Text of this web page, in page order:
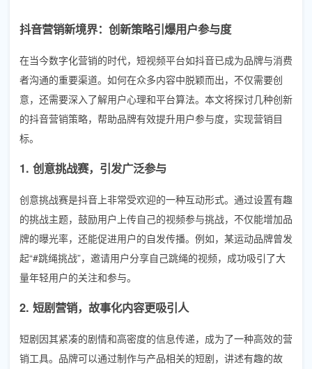
抖音营销新境界：创新策略引爆用户参与度
在当今数字化营销的时代，短视频平台如抖音已成为品牌与消费
者沟通的重要渠道。如何在众多内容中脱颖而出，不仅需要创
意，还需要深入了解用户心理和平台算法。本文将探讨几种创新
的抖音营销策略，帮助品牌有效提升用户参与度，实现营销目
标。
1. 创意挑战赛，引发广泛参与
创意挑战赛是抖音上非常受欢迎的一种互动形式。通过设置有趣
的挑战主题，鼓励用户上传自己的视频参与挑战，不仅能增加品
牌的曝光率，还能促进用户的自发传播。例如，某运动品牌曾发
起“#跳绳挑战”，邀请用户分享自己跳绳的视频，成功吸引了大
量年轻用户的关注和参与。
2. 短剧营销，故事化内容更吸引人
短剧因其紧凑的剧情和高密度的信息传递，成为了一种高效的营
销工具。品牌可以通过制作与产品相关的短剧，讲述有趣的故